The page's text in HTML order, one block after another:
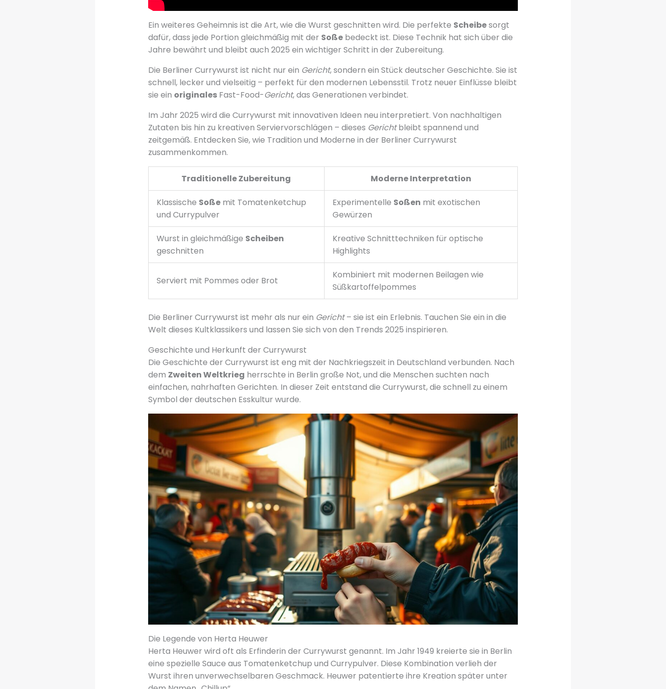
Ein weiteres Geheimnis ist die Art, wie die Wurst geschnitten wird. Die perfekte Scheibesorgt
dafür, dass jede Portion gleichmäßig mit der Soßebedeckt ist. Diese Technik hat sich über die
Jahre bewährt und bleibt auch 2025 ein wichtiger Schritt in der Zubereitung.
Die Berliner Currywurst ist nicht nur ein Gericht, sondern ein Stück deutscher Geschichte. Sie ist
schnell, lecker und vielseitig – perfekt für den modernen Lebensstil. Trotz neuer Einflüsse bleibt
sie ein originalesFast-Food-Gericht, das Generationen verbindet.
Im Jahr 2025 wird die Currywurst mit innovativen Ideen neu interpretiert. Von nachhaltigen
Zutaten bis hin zu kreativen Serviervorschlägen – dieses Gerichtbleibt spannend und
zeitgemäß. Entdecken Sie, wie Tradition und Moderne in der Berliner Currywurst
zusammenkommen.
Traditionelle Zubereitung Moderne Interpretation
Klassische Soßemit Tomatenketchup
und Currypulver
Experimentelle Soßen mit exotischen
Gewürzen
Wurst in gleichmäßige Scheiben
geschnitten
Kreative Schnitttechniken für optische
Highlights
Serviert mit Pommes oder Brot
Kombiniert mit modernen Beilagen wie
Süßkartoffelpommes
Die Berliner Currywurst ist mehr als nur ein Gericht– sie ist ein Erlebnis. Tauchen Sie ein in die
Welt dieses Kultklassikers und lassen Sie sich von den Trends 2025 inspirieren.
Geschichte und Herkunft der Currywurst
Die Geschichte der Currywurst ist eng mit der Nachkriegszeit in Deutschland verbunden. Nach
dem Zweiten Weltkrieg herrschte in Berlin große Not, und die Menschen suchten nach
einfachen, nahrhaften Gerichten. In dieser Zeit entstand die Currywurst, die schnell zu einem
Symbol der deutschen Esskultur wurde.
Die Legende von Herta Heuwer
Herta Heuwer wird oft als Erfinderin der Currywurst genannt. Im Jahr 1949 kreierte sie in Berlin
eine spezielle Sauce aus Tomatenketchup und Currypulver. Diese Kombination verlieh der
Wurst ihren unverwechselbaren Geschmack. Heuwer patentierte ihre Kreation später unter